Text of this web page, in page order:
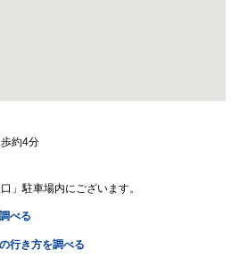
約4分
」駐車場内にございます。
べる
行き方を調べる